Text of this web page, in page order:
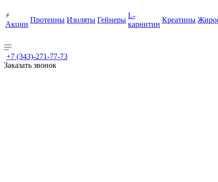
Акции
Протеины Изоляты Гейнеры
L-
карнитин
Креатины
+7 (343)-271-77-73
Заказать звонок